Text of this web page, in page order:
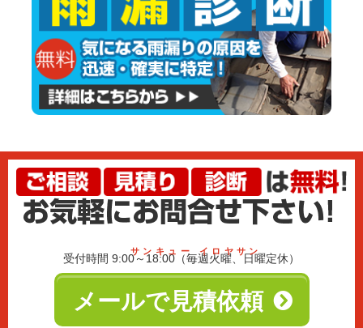
サンキュー イロヤサン
受付時間 9:00～18:00（毎週火曜、日曜定休）
メールで見積依頼